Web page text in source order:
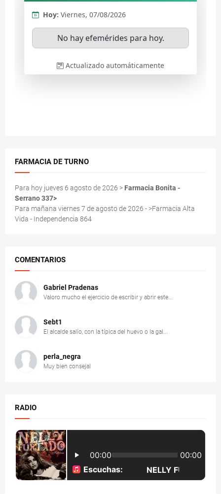
FARMACIA DE TURNO
Para hoy jueves 6 agosto de 2026 > Farmacia Bonita -
Serrano 337>
Para mañana viernes 7 de agosto de 2026 - >Farmacia Alta
Vida - Independencia 864
COMENTARIOS
Gabriel Pradenas
Valoro mucho el ejercicio de escribir y abrir este...
Sebt1
El alcalde salío, con la típica del huevo o la gal...
perla_negra
Muy bien consejal
RADIO